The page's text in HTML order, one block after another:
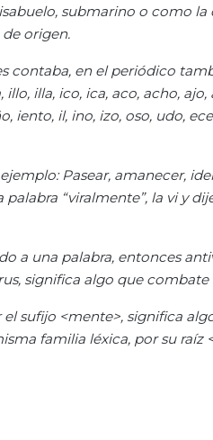
submarino o como
de origen.
contaba, en el periódico
illa, ico, ica, aco, acho,
iento, il, ino, izo, oso, udo,
Pasear, amanecer,
“viralmente”, la vi y
a una palabra, entonces
significa algo que combate
sufijo <mente>, significa
familia léxica, por su raíz